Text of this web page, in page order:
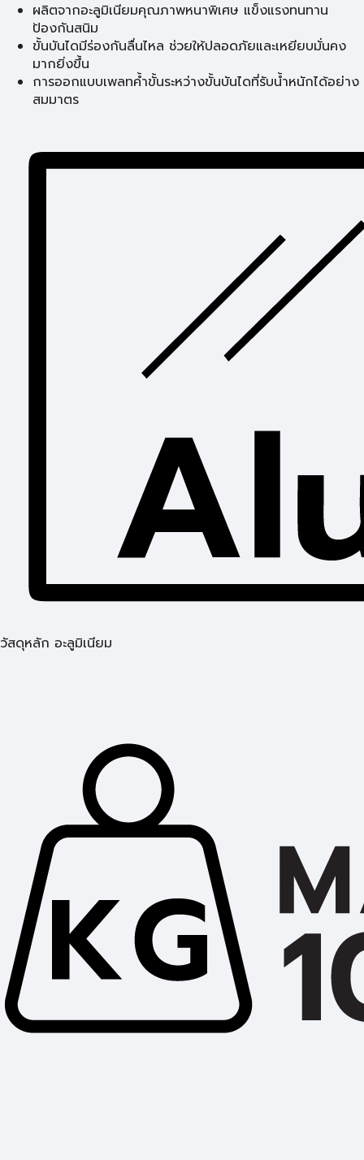
ผลิตจากอะลูมิเนียมคุณภาพหนาพิเศษ แข็งแรงทนทาน
ป้องกันสนิม
ขั้นบันไดมีร่องกันลื่นไหล ช่วยให้ปลอดภัยและเหยียบมั่นคง
มากยิ่งขึ้น
การออกแบบเพลทค้ำขั้นระหว่างขั้นบันไดที่รับน้ำหนักได้อย่าง
สมมาตร
วัสดุหลัก อะลูมิเนียม